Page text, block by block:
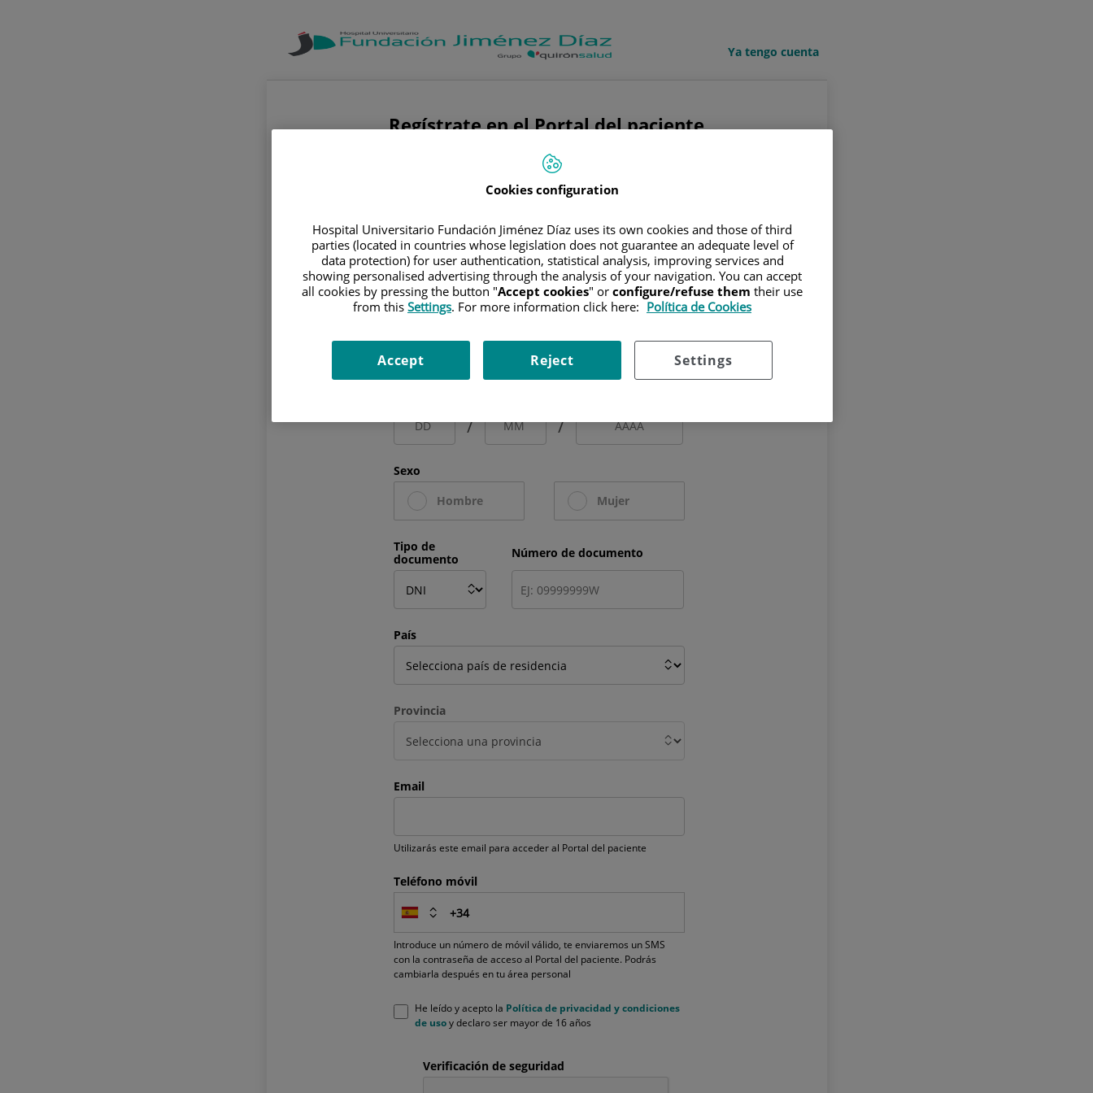
Ya tengo cuenta
Regístrate en el Portal del paciente
Primer apellido
Segundo apellido
/ /
Sexo
Hombre
Mujer
Tipo de
documento
Número de documento
País
Provincia
Email
Utilizarás este email para acceder al Portal del paciente
Teléfono móvil
Introduce un número de móvil válido, te enviaremos un SMS
con la contraseña de acceso al Portal del paciente. Podrás
cambiarla después en tu área personal
He leído y acepto la Política de privacidad y condiciones
de usoy declaro ser mayor de 16 años
Verificación de seguridad
Cookies configuration
Hospital Universitario Fundación Jiménez Díaz uses its own cookies and those of third
parties (located in countries whose legislation does not guarantee an adequate level of
data protection) for user authentication, statistical analysis, improving services and
showing personalised advertising through the analysis of your navigation. You can accept
all cookies by pressing the button "Accept cookies" or configure/refuse them their use
from this Settings. For more information click here: Política de Cookies
Settings
Reject
Accept